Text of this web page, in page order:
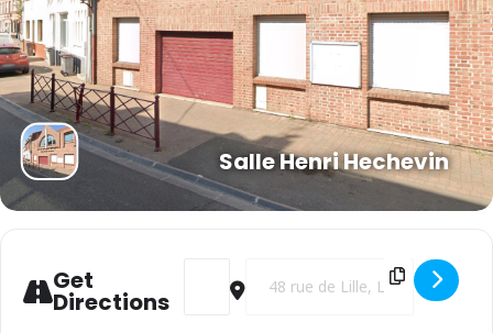
Salle Henri Hechevin
Get
Directions
Address - CDM DE RUGBY : FRANCE /
Destination Address - CDM DE